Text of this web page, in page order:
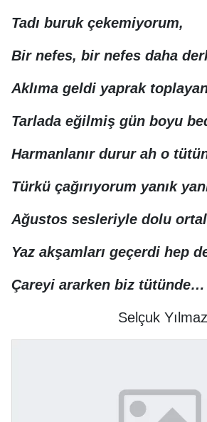
Tadı buruk çekemiyorum,
Bir nefes, bir nefes daha
Aklıma geldi yaprak
Tarlada eğilmiş gün boyu
Harmanlanır durur ah o
Türkü çağırıyorum yanık
Ağustos sesleriyle dolu
Yaz akşamları geçerdi hep
Çareyi ararken biz tütünde…
Selçuk Yılmaz